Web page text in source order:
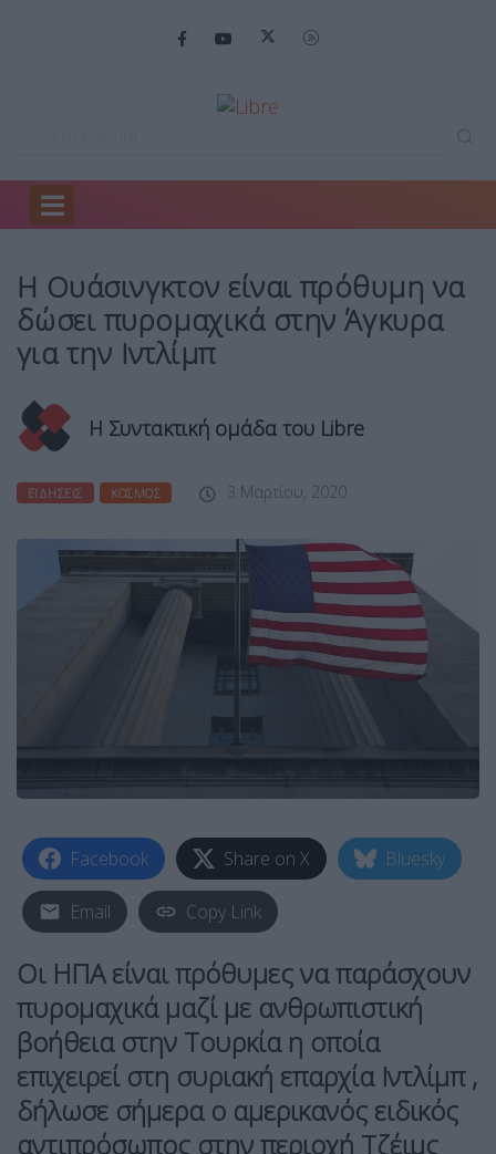
Home
Η Ουάσινγκτον είναι πρόθυμη να
δώσει πυρομαχικά στην Άγκυρα
για την Ιντλίμπ
Η Συντακτική ομάδα του Libre
ΕΙΔΉΣΕΙΣ ΚΌΣΜΟΣ 3 Μαρτίου, 2020
Facebook Share on X Bluesky
Email Copy Link
Οι ΗΠΑ είναι πρόθυμες να παράσχουν
πυρομαχικά μαζί με ανθρωπιστική
βοήθεια στην Τουρκία η οποία
επιχειρεί στη συριακή επαρχία Ιντλίμπ ,
δήλωσε σήμερα ο αμερικανός ειδικός
αντιπρόσωπος στην περιοχή Τζέιμς